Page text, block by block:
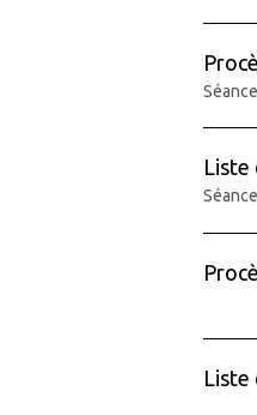
Liste
Liste